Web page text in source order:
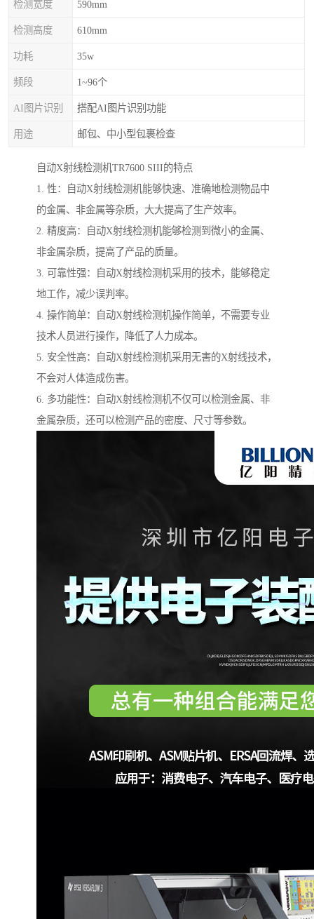
检测宽度 590mm
检测高度 610mm
功耗 35w
频段 1~96个
AI图片识别 搭配AI图片识别功能
用途 邮包、中小型包裹检查
自动X射线检测机TR7600 SIII的特点
1. 性：自动X射线检测机能够快速、准确地检测物品中
的金属、非金属等杂质，大大提高了生产效率。
2. 精度高：自动X射线检测机能够检测到微小的金属、
非金属杂质，提高了产品的质量。
3. 可靠性强：自动X射线检测机采用的技术，能够稳定
地工作，减少误判率。
4. 操作简单：自动X射线检测机操作简单，不需要专业
技术人员进行操作，降低了人力成本。
5. 安全性高：自动X射线检测机采用无害的X射线技术，
不会对人体造成伤害。
6. 多功能性：自动X射线检测机不仅可以检测金属、非
金属杂质，还可以检测产品的密度、尺寸等参数。